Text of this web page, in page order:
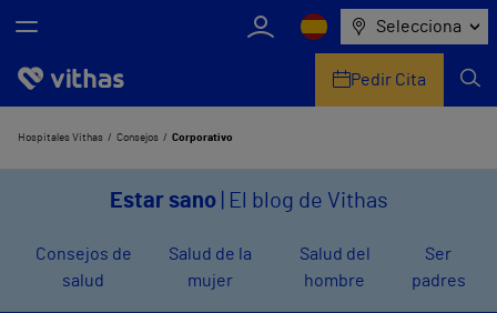
Selecciona
Nosotros
Pedir Cita
Hospitales Vithas Consejos Corporativo
Estar sano| El blog de Vithas
Consejos de
salud
Salud de la
mujer
Salud del
hombre
Ser
padres